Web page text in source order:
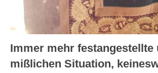
Immer mehr
mißlichen Situation,